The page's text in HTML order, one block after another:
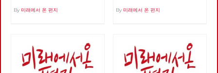
By 미래에서 온 편지 By 미래에서 온 편지